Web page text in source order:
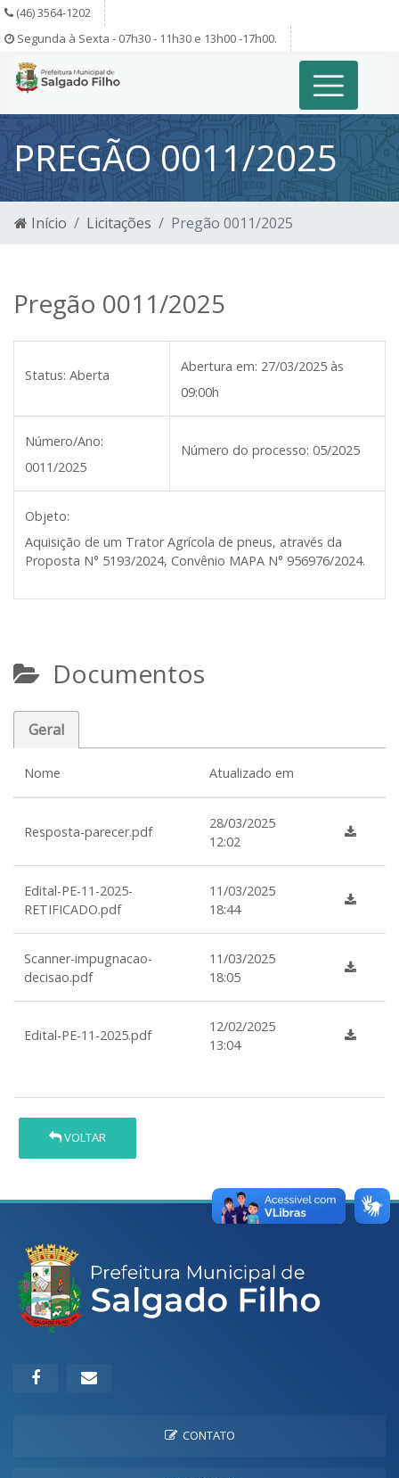
(46) 3564-1202
Segunda à Sexta - 07h30 - 11h30 e 13h00 -17h00.
PREGÃO 0011/2025
Início Licitações Pregão 0011/2025
Pregão 0011/2025
Status: Aberta
Abertura em: 27/03/2025 às
09:00h
Número/Ano:
0011/2025
Número do processo: 05/2025
Objeto:
Aquisição de um Trator Agrícola de pneus, através da
Proposta N° 5193/2024, Convênio MAPA N° 956976/2024.
Documentos
Geral
Nome Atualizado em
Resposta-parecer.pdf
28/03/2025
12:02
Edital-PE-11-2025-
RETIFICADO.pdf
11/03/2025
18:44
Scanner-impugnacao-
decisao.pdf
11/03/2025
18:05
Edital-PE-11-2025.pdf
12/02/2025
13:04
VOLTAR
CONTATO